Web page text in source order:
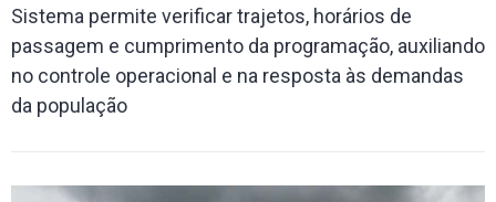
Sistema permite verificar trajetos, horários de
passagem e cumprimento da programação, auxiliando
no controle operacional e na resposta às demandas
da população